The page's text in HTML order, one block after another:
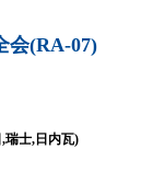
会(RA-07)
,瑞士,日内瓦)